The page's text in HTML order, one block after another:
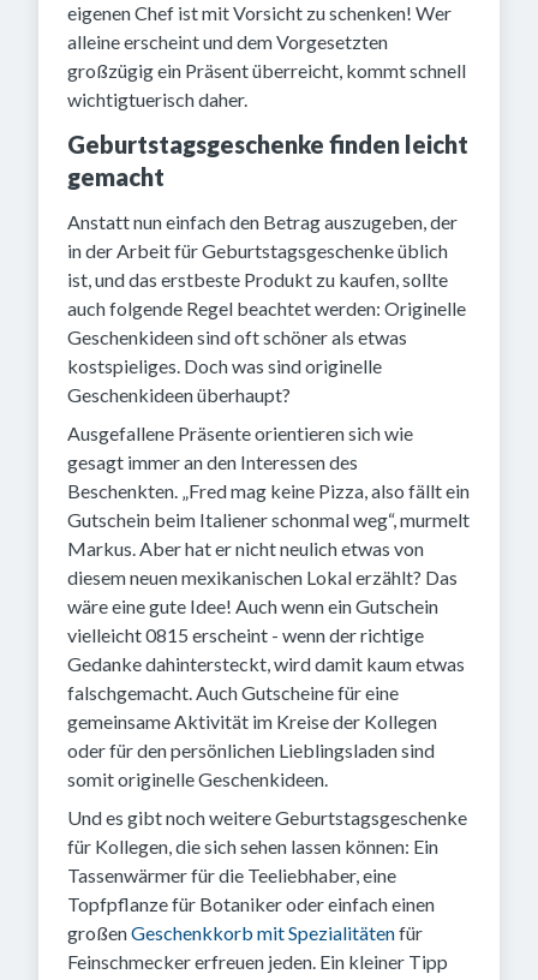
eigenen Chef ist mit Vorsicht zu schenken! Wer
alleine erscheint und dem Vorgesetzten
großzügig ein Präsent überreicht, kommt schnell
wichtigtuerisch daher.
Geburtstagsgeschenke finden leicht
gemacht
Anstatt nun einfach den Betrag auszugeben, der
in der Arbeit für Geburtstagsgeschenke üblich
ist, und das erstbeste Produkt zu kaufen, sollte
auch folgende Regel beachtet werden: Originelle
Geschenkideen sind oft schöner als etwas
kostspieliges. Doch was sind originelle
Geschenkideen überhaupt?
Ausgefallene Präsente orientieren sich wie
gesagt immer an den Interessen des
Beschenkten. „Fred mag keine Pizza, also fällt ein
Gutschein beim Italiener schonmal weg“, murmelt
Markus. Aber hat er nicht neulich etwas von
diesem neuen mexikanischen Lokal erzählt? Das
wäre eine gute Idee! Auch wenn ein Gutschein
vielleicht 0815 erscheint - wenn der richtige
Gedanke dahintersteckt, wird damit kaum etwas
falschgemacht. Auch Gutscheine für eine
gemeinsame Aktivität im Kreise der Kollegen
oder für den persönlichen Lieblingsladen sind
somit originelle Geschenkideen.
Und es gibt noch weitere Geburtstagsgeschenke
für Kollegen, die sich sehen lassen können: Ein
Tassenwärmer für die Teeliebhaber, eine
Topfpflanze für Botaniker oder einfach einen
großenGeschenkkorb mit Spezialitätenfür
Feinschmecker erfreuen jeden. Ein kleiner Tipp